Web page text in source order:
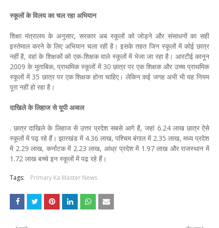
स्कूलों के विलय का चल रहा अभियान
शिक्षा मंत्रालय के अनुसार, सरकार अब स्कूलों को जोड़ने और संसाधनों का सही
इस्तेमाल करने के लिए अभियान चला रही है। इसके तहत जिन स्कूलों में कोई छात्र
नहीं है, वहां के शिक्षकों को एक-शिक्षक वाले स्कूलों में भेजा जा रहा है। आरटीई कानून
2009 के मुताबिक, प्राथमिक स्कूलों में 30 छात्र पर एक शिक्षक और उच्च प्राथमिक
स्कूलों में 35 छात्र पर एक शिक्षक होना चाहिए। लेकिन कई जगह अभी भी यह नियम
पूरा नहीं हो रहा है।
दाखिले के लिहाज से यूपी अव्वल
. छात्र दाखिले के लिहाज से उत्तर प्रदेश सबसे आगे है, जहां 6.24 लाख छात्र ऐसे
स्कूलों में पढ़ रहे हैं। झारखंड में 4.36 लाख, पश्चिम बंगाल में 2.35 लाख, मध्य प्रदेश
में 2.29 लाख, कर्नाटक में 2.23 लाख, आंध्र प्रदेश में 1.97 लाख और राजस्थान में
1.72 लाख बच्चे इन स्कूलों में पढ़ रहे हैं।
Tags: Primary Ka Master News